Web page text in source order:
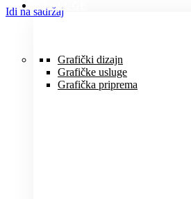
Idi na sadržajUSLUGE
Grafički dizajn
Grafičke usluge
Grafička priprema